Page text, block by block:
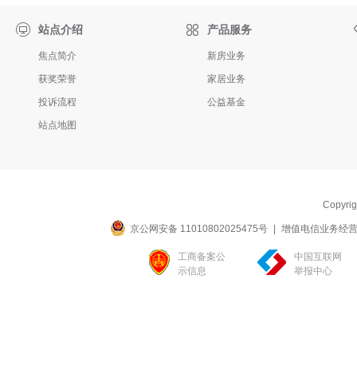
站点介绍
焦点简介
获奖荣誉
投诉流程
站点地图
 产品服务
新房业务
家居业务
公益基金
京公网安备 11010802025475号 增值电信业务经
工商备案公
示信息
中国互联网
举报中心